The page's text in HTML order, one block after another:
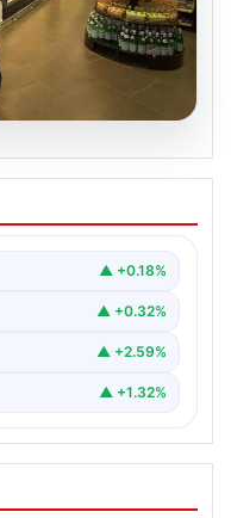
ayı
▲ +0.18%
▲ +0.32%
▲ +2.59%
▲ +1.32%